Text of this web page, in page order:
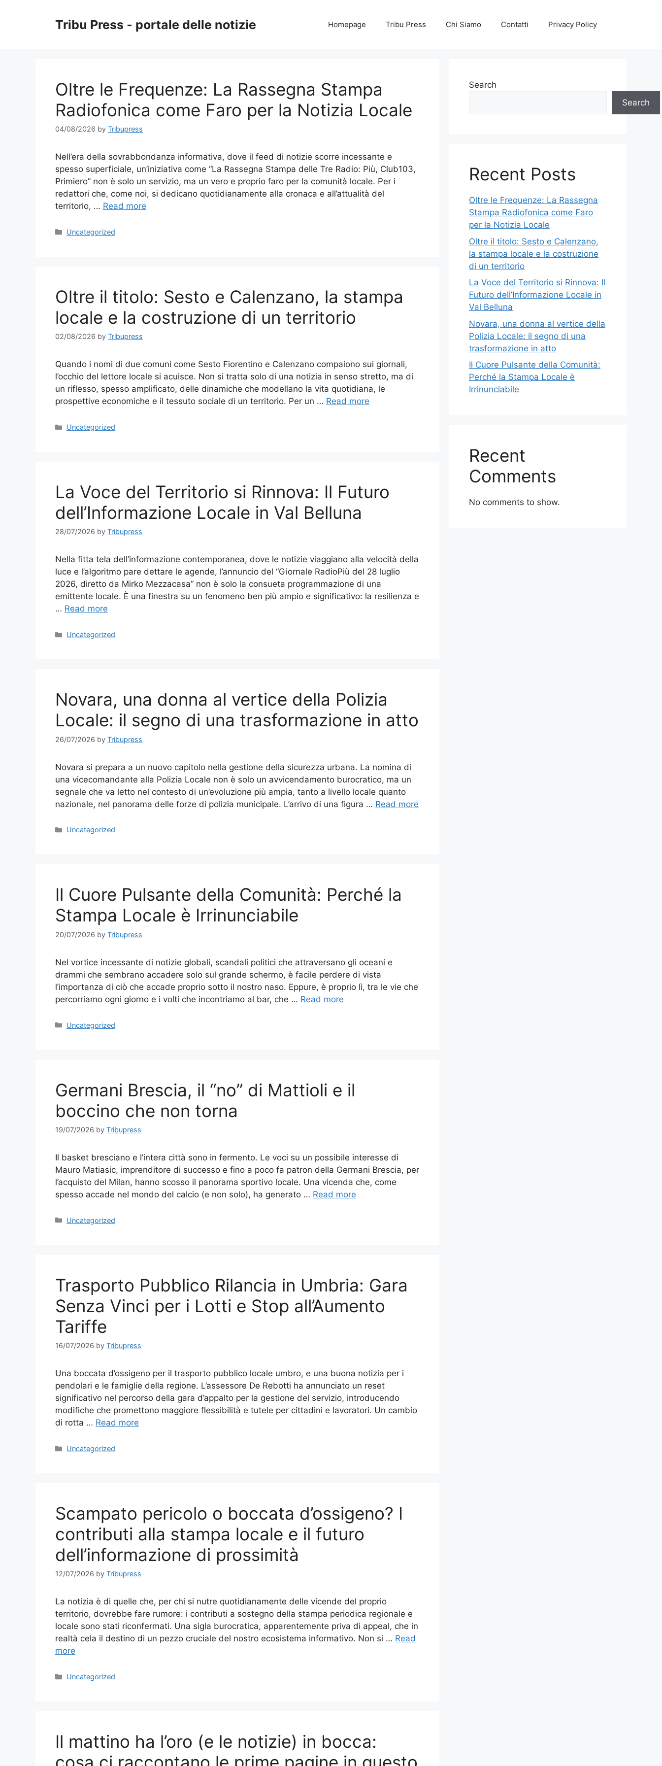
Tribu Press - portale delle notizie Homepage Tribu Press Chi Siamo Contatti Privacy Policy
Oltre le Frequenze: La Rassegna Stampa
Radiofonica come Faro per la Notizia Locale
04/08/2026 by Tribupress
Nell’era della sovrabbondanza informativa, dove il feed di notizie scorre incessante e
spesso superficiale, un’iniziativa come “La Rassegna Stampa delle Tre Radio: Più, Club103,
Primiero” non è solo un servizio, ma un vero e proprio faro per la comunità locale. Per i
redattori che, come noi, si dedicano quotidianamente alla cronaca e all’attualità del
territorio, … Read more
Categories
Uncategorized
Oltre il titolo: Sesto e Calenzano, la stampa
locale e la costruzione di un territorio
02/08/2026 by Tribupress
Quando i nomi di due comuni come Sesto Fiorentino e Calenzano compaiono sui giornali,
l’occhio del lettore locale si acuisce. Non si tratta solo di una notizia in senso stretto, ma di
un riflesso, spesso amplificato, delle dinamiche che modellano la vita quotidiana, le
prospettive economiche e il tessuto sociale di un territorio. Per un … Read more
Categories
Uncategorized
La Voce del Territorio si Rinnova: Il Futuro
dell’Informazione Locale in Val Belluna
28/07/2026 by Tribupress
Nella fitta tela dell’informazione contemporanea, dove le notizie viaggiano alla velocità della
luce e l’algoritmo pare dettare le agende, l’annuncio del “Giornale RadioPiù del 28 luglio
2026, diretto da Mirko Mezzacasa” non è solo la consueta programmazione di una
emittente locale. È una finestra su un fenomeno ben più ampio e significativo: la resilienza e
… Read more
Categories
Uncategorized
Novara, una donna al vertice della Polizia
Locale: il segno di una trasformazione in atto
26/07/2026 by Tribupress
Novara si prepara a un nuovo capitolo nella gestione della sicurezza urbana. La nomina di
una vicecomandante alla Polizia Locale non è solo un avvicendamento burocratico, ma un
segnale che va letto nel contesto di un’evoluzione più ampia, tanto a livello locale quanto
nazionale, nel panorama delle forze di polizia municipale. L’arrivo di una figura … Read more
Categories
Uncategorized
Il Cuore Pulsante della Comunità: Perché la
Stampa Locale è Irrinunciabile
20/07/2026 by Tribupress
Nel vortice incessante di notizie globali, scandali politici che attraversano gli oceani e
drammi che sembrano accadere solo sul grande schermo, è facile perdere di vista
l’importanza di ciò che accade proprio sotto il nostro naso. Eppure, è proprio lì, tra le vie che
percorriamo ogni giorno e i volti che incontriamo al bar, che … Read more
Categories
Uncategorized
Germani Brescia, il “no” di Mattioli e il
boccino che non torna
19/07/2026 by Tribupress
Il basket bresciano e l’intera città sono in fermento. Le voci su un possibile interesse di
Mauro Matiasic, imprenditore di successo e fino a poco fa patron della Germani Brescia, per
l’acquisto del Milan, hanno scosso il panorama sportivo locale. Una vicenda che, come
spesso accade nel mondo del calcio (e non solo), ha generato … Read more
Categories
Uncategorized
Trasporto Pubblico Rilancia in Umbria: Gara
Senza Vinci per i Lotti e Stop all’Aumento
Tariffe
16/07/2026 by Tribupress
Una boccata d’ossigeno per il trasporto pubblico locale umbro, e una buona notizia per i
pendolari e le famiglie della regione. L’assessore De Rebotti ha annunciato un reset
significativo nel percorso della gara d’appalto per la gestione del servizio, introducendo
modifiche che promettono maggiore flessibilità e tutele per cittadini e lavoratori. Un cambio
di rotta … Read more
Categories
Uncategorized
Scampato pericolo o boccata d’ossigeno? I
contributi alla stampa locale e il futuro
dell’informazione di prossimità
12/07/2026 by Tribupress
La notizia è di quelle che, per chi si nutre quotidianamente delle vicende del proprio
territorio, dovrebbe fare rumore: i contributi a sostegno della stampa periodica regionale e
locale sono stati riconfermati. Una sigla burocratica, apparentemente priva di appeal, che in
realtà cela il destino di un pezzo cruciale del nostro ecosistema informativo. Non si … Read
more
Categories
Uncategorized
Il mattino ha l’oro (e le notizie) in bocca:
Search
Search
Recent Posts
Oltre le Frequenze: La Rassegna
Stampa Radiofonica come Faro
per la Notizia Locale
Oltre il titolo: Sesto e Calenzano,
la stampa locale e la costruzione
di un territorio
La Voce del Territorio si Rinnova: Il
Futuro dell’Informazione Locale in
Val Belluna
Novara, una donna al vertice della
Polizia Locale: il segno di una
trasformazione in atto
Il Cuore Pulsante della Comunità:
Perché la Stampa Locale è
Irrinunciabile
Recent
Comments
No comments to show.